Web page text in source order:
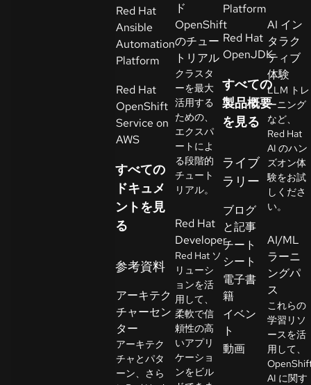
者
ト
ラ
イ
ア
ル
の
始
お
問
合
わ
言
語
の
選
択
Red Hat
Ansible
Automation
Platform
Red Hat
OpenShift
Service on
AWS
すべての
ドキュメ
ントを見
る
参考資料
アーキテク
チャーセン
ター
アーキテク
チャとパタ
ーン、さら
ド
OpenShift
のチュー
トリアル
クラスタ
ーを最大
活用する
ための、
エクスパ
ートによ
る段階的
チュート
リアル。
Red Hat
Developer
Red Hat ソ
リューシ
ョンを活
用して、
柔軟で信
頼性の高
いアプリ
ケーショ
ンをビル
Platform
Red Hat
OpenJDK
すべての
製品概要
を見る
ライブ
ラリー
ブログ
と記事
チート
シート
電子書
籍
イベン
ト
動画
AI イン
タラク
ティブ
体験
LLM トレ
ーニング
など、
Red Hat
AI のハン
ズオン体
験をお試
しくださ
い。
AI/ML
ラーニ
ングパ
ス
これらの
学習リソ
ースを活
用して、
AI に関す